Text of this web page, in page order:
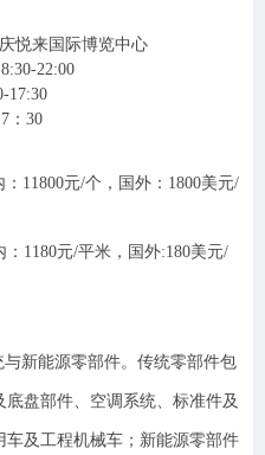
悦来国际博览中心
22:00
17:30
：30
：11800元/个，国外：1800美元/
1180元/平米，国外:180美元/
新能源零部件。传统零部件包
盘部件、空调系统、标准件及
及工程机械车；新能源零部件